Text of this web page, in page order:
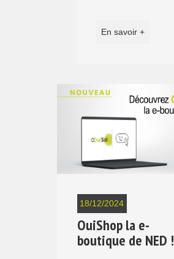
En savoir +
18/12/2024
OuiShop la e-
boutique de NED !